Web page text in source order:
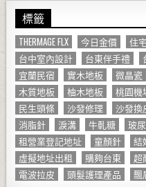
標籤
THERMAGE FLX 今日金價 住
台中室內設計
台東伴手禮
宜蘭民宿
實木地板 微晶瓷
木質地板
柚木地板 桃園機
民生頭條
沙發修理 沙發換
消脂針
淚溝 牛軋糖 玻
租營業登記地址
童顏針 結
虛擬地址出租
購夠台東 超
電波拉皮
頭髮護理產品 飄